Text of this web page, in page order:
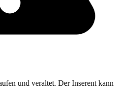
und veraltet. Der Inserent kann